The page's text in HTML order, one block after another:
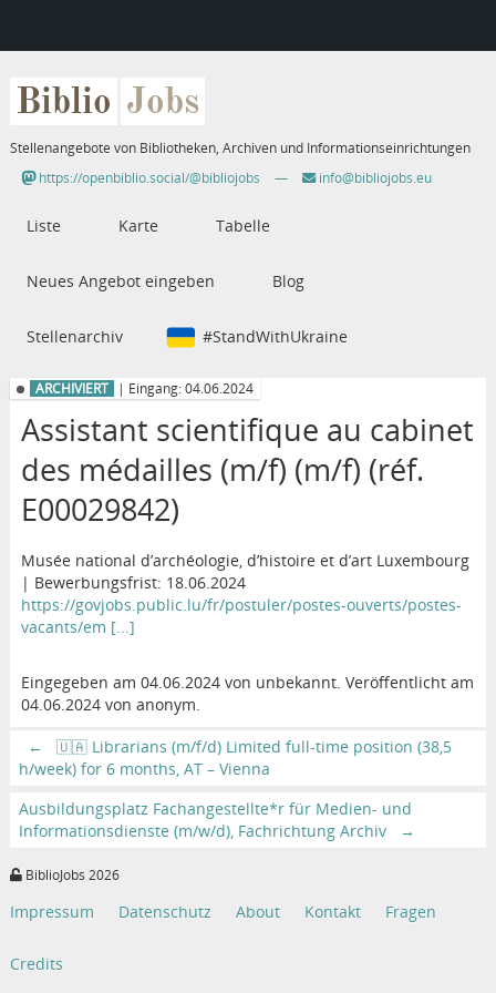
Biblio Jobs
Stellenangebote von Bibliotheken, Archiven und Informationseinrichtungen
https://openbiblio.social/@bibliojobs
— info@bibliojobs.eu
Liste Karte Tabelle
Neues Angebot eingeben Blog
Stellenarchiv #StandWithUkraine
ARCHIVIERT | Eingang: 04.06.2024
Assistant scientifique au cabinet
des médailles (m/f) (m/f) (réf.
E00029842)
Musée national d’archéologie, d’histoire et d’art Luxembourg
| Bewerbungsfrist: 18.06.2024
https://govjobs.public.lu/fr/postuler/postes-ouverts/postes-
vacants/em [...]
Eingegeben am 04.06.2024 von unbekannt. Veröffentlicht am
04.06.2024 von anonym.
←
🇺🇦 Librarians (m/f/d) Limited full-time position (38,5
h/week) for 6 months, AT – Vienna
Ausbildungsplatz Fachangestellte*r für Medien- und
Informationsdienste (m/w/d), Fachrichtung Archiv
→
BiblioJobs 2026
Impressum Datenschutz About Kontakt Fragen
Credits